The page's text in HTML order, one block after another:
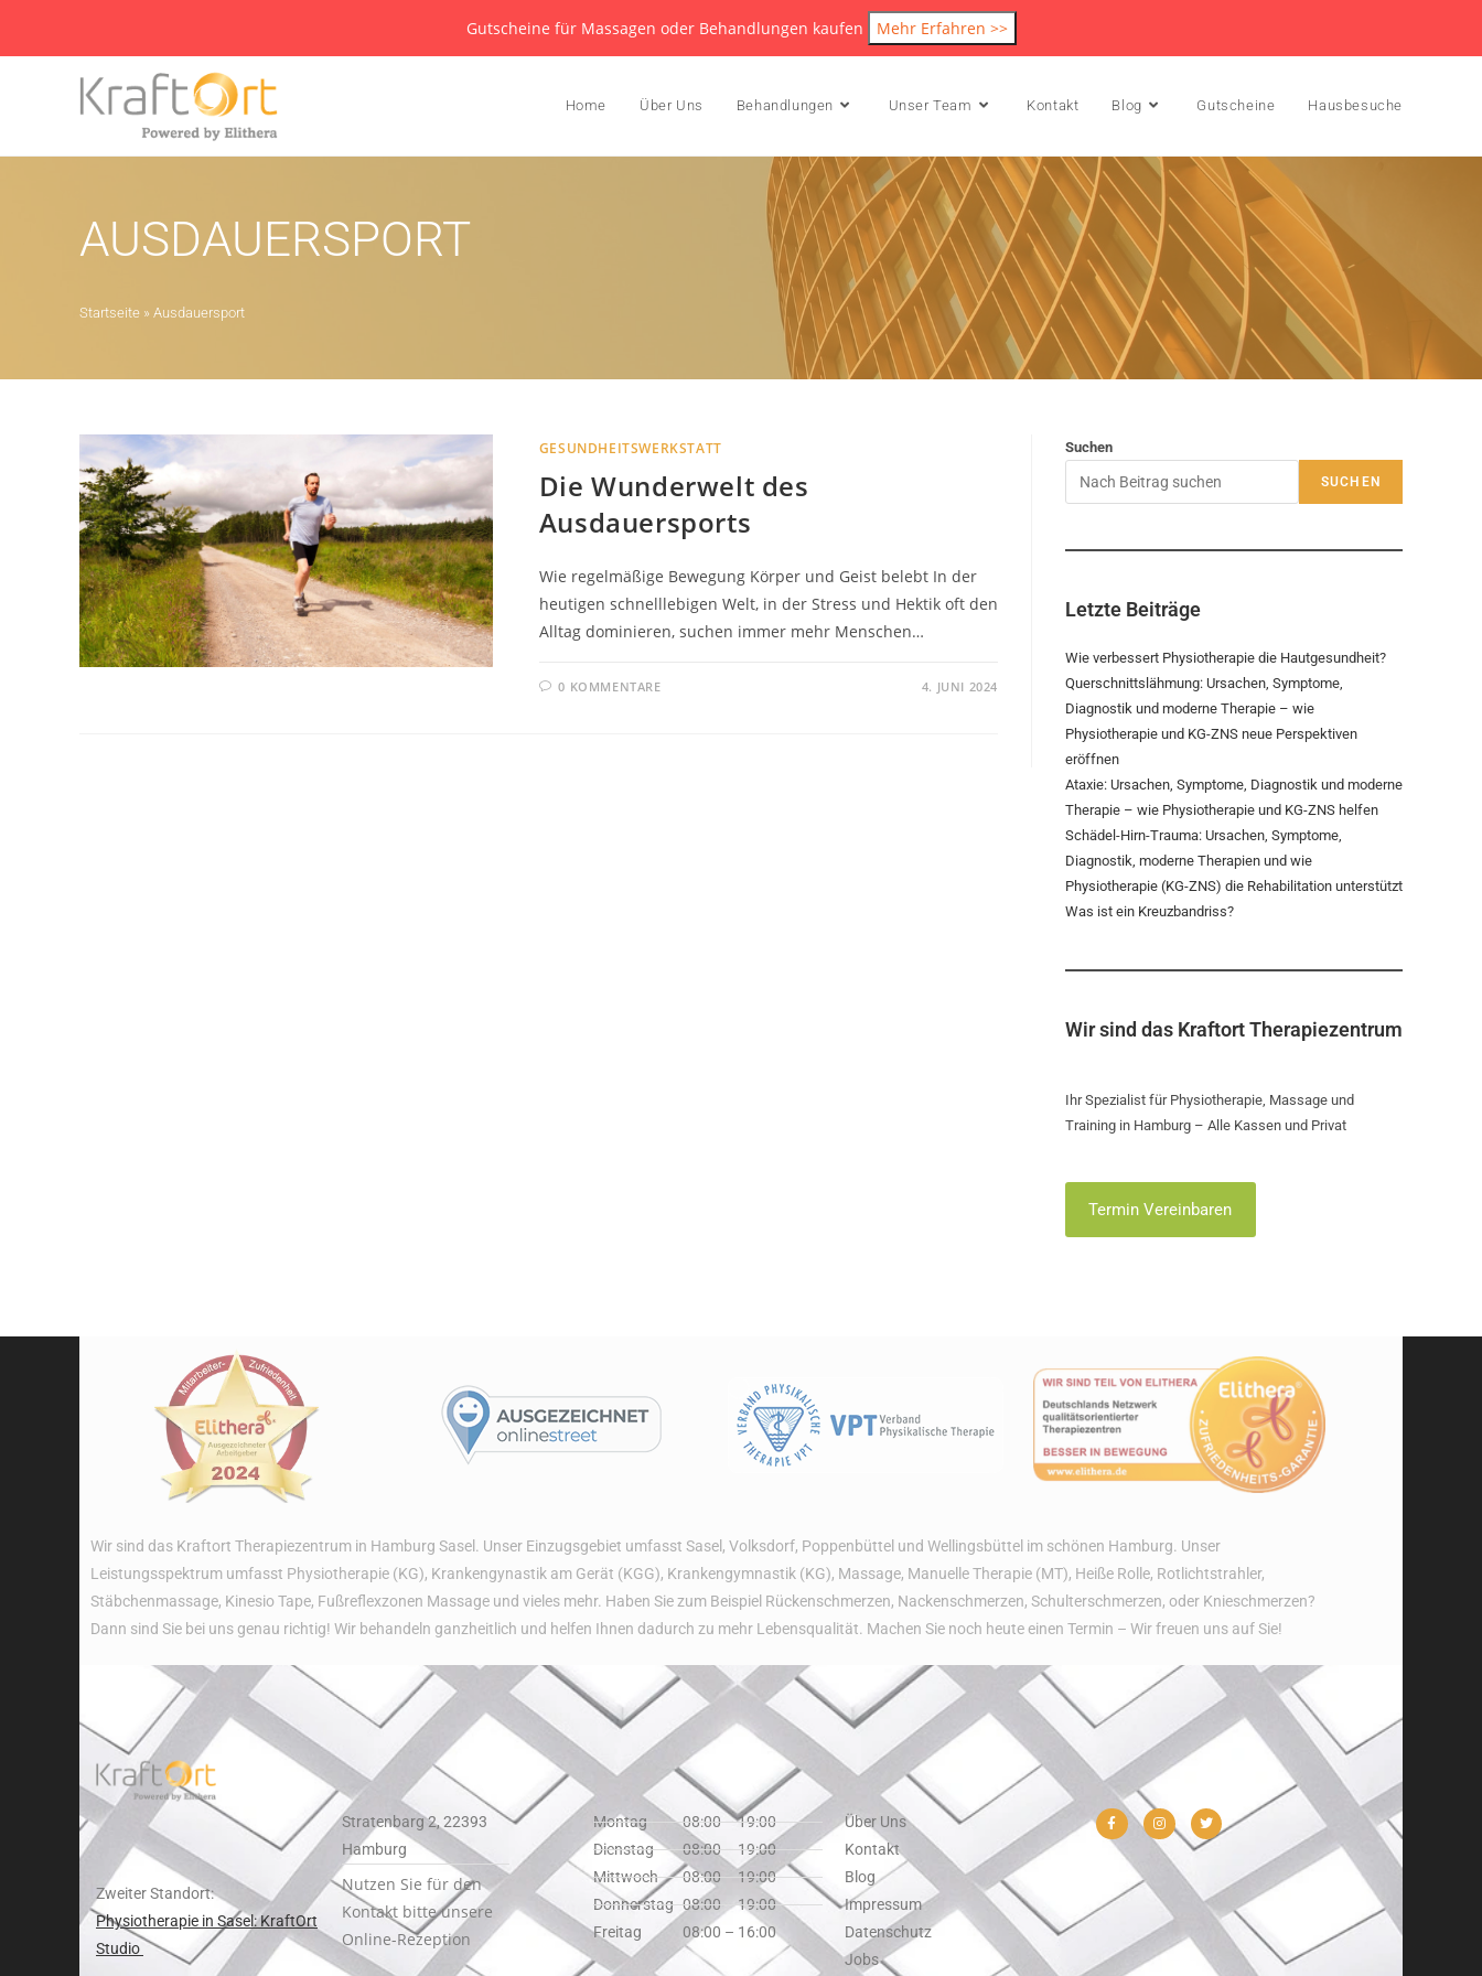
Gutscheine für Massagen oder Behandlungen kaufen Mehr Erfahren >>
Home Über Uns Behandlungen Unser Team Kontakt Blog Gutscheine Hausbesuche
AUSDAUERSPORT
Startseite » Ausdauersport
GESUNDHEITSWERKSTATT
Die Wunderwelt des
Ausdauersports
Wie regelmäßige Bewegung Körper und Geist belebt In der
heutigen schnelllebigen Welt, in der Stress und Hektik oft den
Alltag dominieren, suchen immer mehr Menschen…
0 KOMMENTARE 4. JUNI 2024
Suchen
SUCHEN
Letzte Beiträge
Wie verbessert Physiotherapie die Hautgesundheit?
Querschnittslähmung: Ursachen, Symptome,
Diagnostik und moderne Therapie – wie
Physiotherapie und KG-ZNS neue Perspektiven
eröffnen
Ataxie: Ursachen, Symptome, Diagnostik und moderne
Therapie – wie Physiotherapie und KG-ZNS helfen
Schädel-Hirn-Trauma: Ursachen, Symptome,
Diagnostik, moderne Therapien und wie
Physiotherapie (KG-ZNS) die Rehabilitation unterstützt
Was ist ein Kreuzbandriss?
Wir sind das Kraftort Therapiezentrum
Ihr Spezialist für Physiotherapie, Massage und
Training in Hamburg – Alle Kassen und Privat
Termin Vereinbaren
Wir sind das Kraftort Therapiezentrum in Hamburg Sasel. Unser Einzugsgebiet umfasst Sasel, Volksdorf, Poppenbüttel und Wellingsbüttel im schönen Hamburg. Unser
Leistungsspektrum umfasst Physiotherapie (KG), Krankengynastik am Gerät (KGG), Krankengymnastik (KG), Massage, Manuelle Therapie (MT), Heiße Rolle, Rotlichtstrahler,
Stäbchenmassage, Kinesio Tape, Fußreflexzonen Massage und vieles mehr. Haben Sie zum Beispiel Rückenschmerzen, Nackenschmerzen, Schulterschmerzen, oder Knieschmerzen?
Dann sind Sie bei uns genau richtig! Wir behandeln ganzheitlich und helfen Ihnen dadurch zu mehr Lebensqualität. Machen Sie noch heute einen Termin – Wir freuen uns auf Sie!
Zweiter Standort:
Physiotherapie in Sasel: KraftOrt
Studio
Stratenbarg 2, 22393
Hamburg
Nutzen Sie für den
Kontakt bitte unsere
Online-Rezeption
Montag
Dienstag
Mittwoch
Donnerstag
Freitag
08:00 – 19:00
08:00 – 19:00
08:00 – 19:00
08:00 – 19:00
08:00 – 16:00
Über Uns
Kontakt
Blog
Impressum
Datenschutz
Jobs